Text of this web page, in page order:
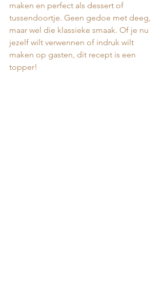
maken en perfect als dessert of
tussendoortje. Geen gedoe met deeg,
maar wel die klassieke smaak. Of je nu
jezelf wilt verwennen of indruk wilt
maken op gasten, dit recept is een
topper!